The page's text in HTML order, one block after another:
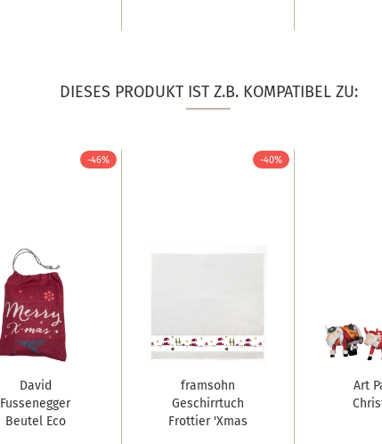
DIESES PRODUKT IST Z.B. KOMPATIBEL ZU:
-46%
David
Fussenegger
Beutel Eco
-40%
framsohn
Geschirrtuch
Frottier 'Xmas
Art